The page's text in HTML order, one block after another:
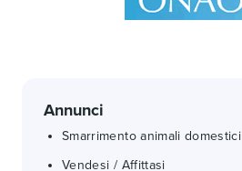
Annunci
Smarrimento animali domestici
Vendesi / Affittasi